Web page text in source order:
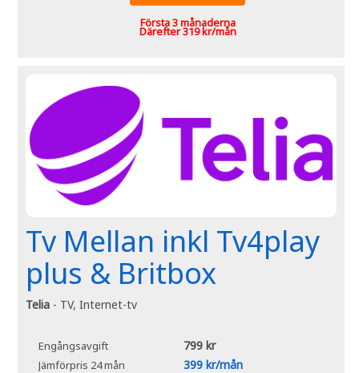
Första 3 månaderna
Därefter 319 kr/mån
Tv Mellan inkl Tv4play
plus & Britbox
Telia - TV, Internet-tv
Engångsavgift 799 kr
Jämförpris 24 mån 399 kr/mån